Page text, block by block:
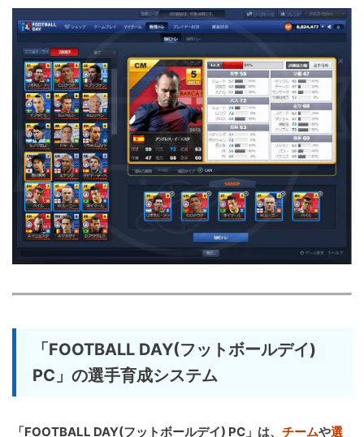
「FOOTBALL DAY(フットボールデイ)
PC」の選手育成システム
「FOOTBALL DAY(フットボールデイ) PC」は、 チームや選